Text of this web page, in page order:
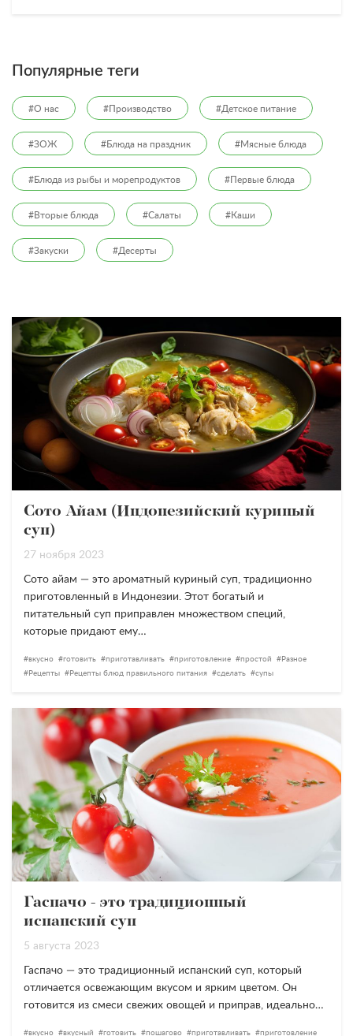
Популярные теги
#О нас #Производство #Детское питание
#ЗОЖ #Блюда на праздник #Мясные блюда
#Блюда из рыбы и морепродуктов #Первые блюда
#Вторые блюда #Салаты #Каши
#Закуски #Десерты
Сото Айам (Индонезийский куриный
суп)
27 ноября 2023
Сото айам — это ароматный куриный суп, традиционно
приготовленный в Индонезии. Этот богатый и
питательный суп приправлен множеством специй,
которые придают ему…
вкусно готовить приготавливать приготовление простой
Разное
Рецепты
Рецепты блюд правильного питания сделать супы
Гаспачо - это традиционный
испанский суп
5 августа 2023
Гаспачо — это традиционный испанский суп, который
отличается освежающим вкусом и ярким цветом. Он
готовится из смеси свежих овощей и приправ, идеально…
вкусно вкусный готовить пошагово приготавливать приготовление